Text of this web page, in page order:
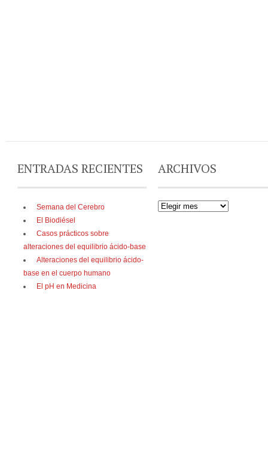
ENTRADAS RECIENTES
Semana del Cerebro
El Biodiésel
Casos prácticos sobre
alteraciones del equilibrio ácido-base
Alteraciones del equilibrio ácido-
base en el cuerpo humano
El pH en Medicina
ARCHIVOS